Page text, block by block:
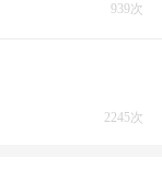
939次
2245次